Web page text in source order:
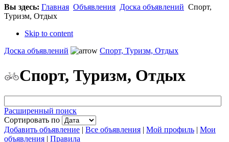
Вы здесь: Главная Объявления Доска объявлений Спорт,
Туризм, Отдых
Skip to content
Доска объявлений
Спорт, Туризм, Отдых
Спорт, Туризм, Отдых
Расширенный поиск
Сортировать по
Добавить объявление | Все объявления | Мой профиль | Мои
объявления | Правила